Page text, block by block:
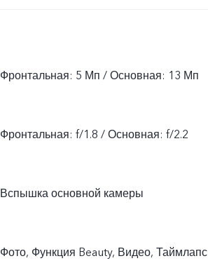
Фронтальная: 5 Мп / Основная: 13 Мп
Фронтальная: f/1.8 / Основная: f/2.2
Вспышка основной камеры
Фото, Функция Beauty, Видео, Таймлапс